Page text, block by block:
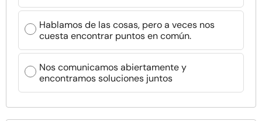
Hablamos de las cosas, pero a veces nos
cuesta encontrar puntos en común.
Nos comunicamos abiertamente y
encontramos soluciones juntos